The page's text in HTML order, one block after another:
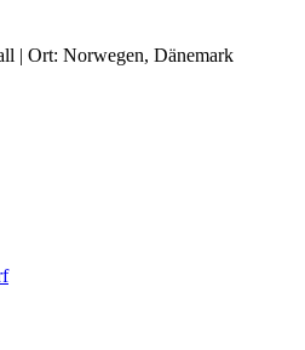
| Ort: Norwegen, Dänemark